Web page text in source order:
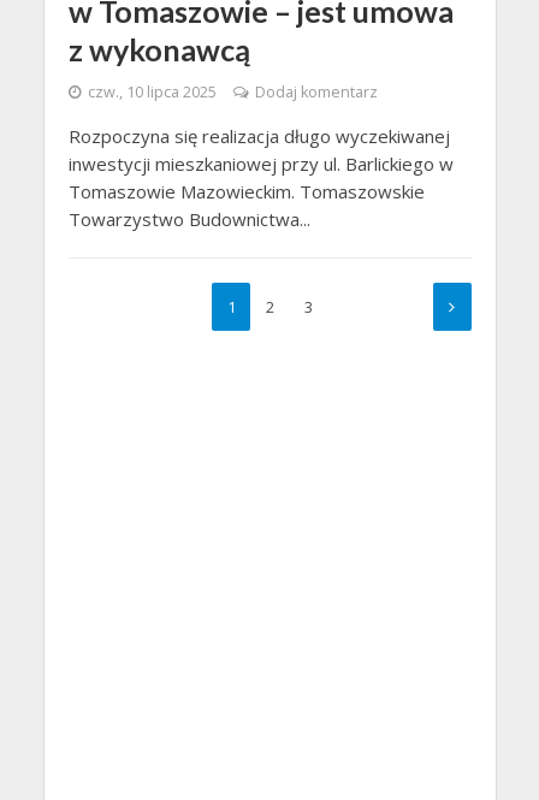
w Tomaszowie – jest umowa
z wykonawcą
czw., 10 lipca 2025 Dodaj komentarz
Rozpoczyna się realizacja długo wyczekiwanej
inwestycji mieszkaniowej przy ul. Barlickiego w
Tomaszowie Mazowieckim. Tomaszowskie
Towarzystwo Budownictwa...
1 2 3